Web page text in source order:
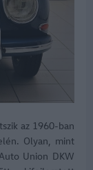
az 1960-ban
Olyan, mint
Union DKW